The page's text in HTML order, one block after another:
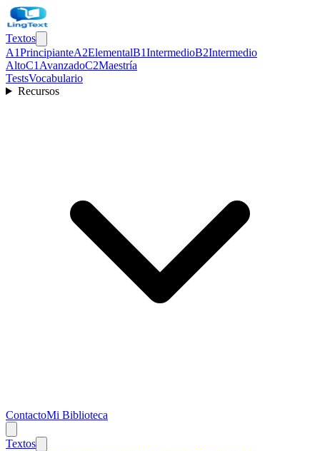
Textos
A1PrincipianteA2ElementalB1IntermedioB2Intermedio
AltoC1 AvanzadoC2Maestría
TestsVocabulario
Recursos
ContactoMi Biblioteca
Textos